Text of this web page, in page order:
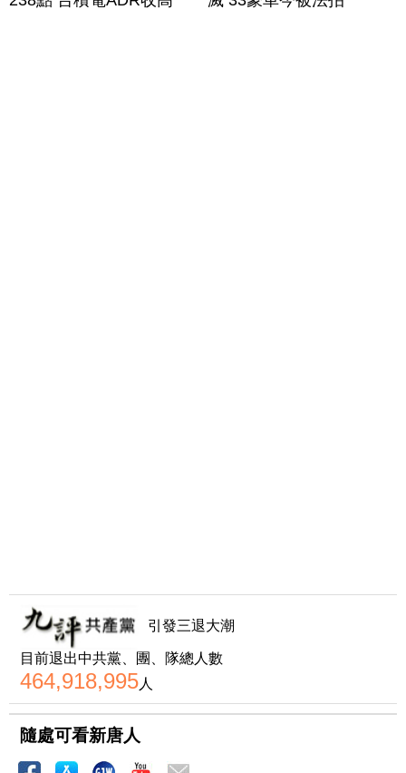
引發三退大潮
目前退出中共黨、團、隊總人數
464,918,995人
隨處可看新唐人